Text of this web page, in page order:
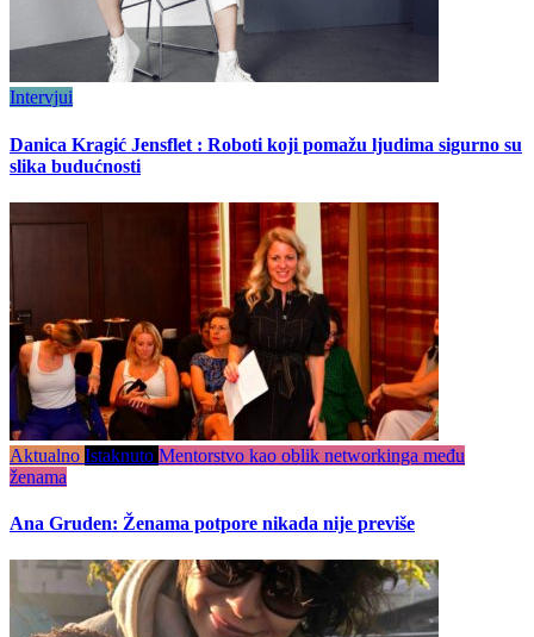
Intervjui
Danica Kragić Jensflet : Roboti koji pomažu ljudima sigurno su
slika budućnosti
Aktualno Istaknuto Mentorstvo kao oblik networkinga među
ženama
Ana Gruden: Ženama potpore nikada nije previše